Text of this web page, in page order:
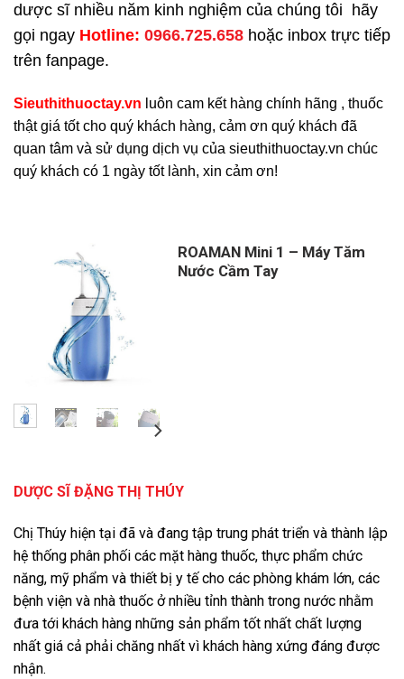
dược sĩ nhiều năm kinh nghiệm của chúng tôi hãy
gọi ngay Hotline: 0966.725.658 hoặc inbox trực tiếp
trên fanpage.
Sieuthithuoctay.vn luôn cam kết hàng chính hãng , thuốc
thật giá tốt cho quý khách hàng, cảm ơn quý khách đã
quan tâm và sử dụng dịch vụ của sieuthithuoctay.vn chúc
quý khách có 1 ngày tốt lành, xin cảm ơn!
ROAMAN Mini 1 – Máy Tăm
Nước Cầm Tay
DƯỢC SĨ ĐẶNG THỊ THÚY
Chị Thúy hiện tại đã và đang tập trung phát triển và thành lập
hệ thống phân phối các mặt hàng thuốc, thực phẩm chức
năng, mỹ phẩm và thiết bị y tế cho các phòng khám lớn, các
bệnh viện và nhà thuốc ở nhiều tỉnh thành trong nước nhằm
đưa tới khách hàng những sản phẩm tốt nhất chất lượng
nhất giá cả phải chăng nhất vì khách hàng xứng đáng được
nhận.